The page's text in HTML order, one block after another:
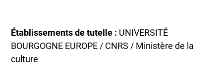
Établissements de tutelle : UNIVERSITÉ
BOURGOGNE EUROPE / CNRS / Ministère de la
culture